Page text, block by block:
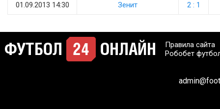
01.09.2013 14:30 Зенит 2 : 1
Правила сайта
Робобет